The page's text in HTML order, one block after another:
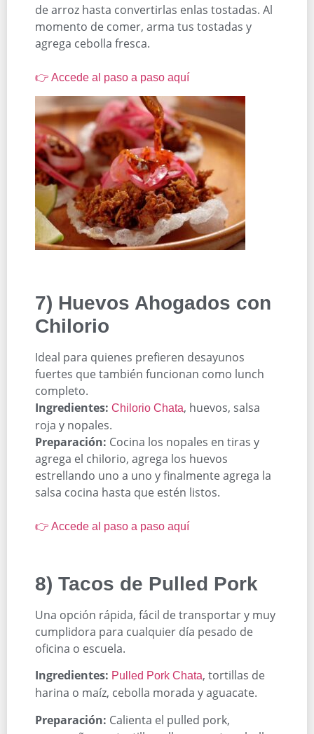
de arroz hasta convertirlas enlas tostadas. Al
momento de comer, arma tus tostadas y
agrega cebolla fresca.
👉 Accede al paso a paso aquí
7) Huevos Ahogados con
Chilorio
Ideal para quienes prefieren desayunos
fuertes que también funcionan como lunch
completo.
Ingredientes: Chilorio Chata, huevos, salsa
roja y nopales.
Preparación: Cocina los nopales en tiras y
agrega el chilorio, agrega los huevos
estrellando uno a uno y finalmente agrega la
salsa cocina hasta que estén listos.
👉 Accede al paso a paso aquí
8) Tacos de Pulled Pork
Una opción rápida, fácil de transportar y muy
cumplidora para cualquier día pesado de
oficina o escuela.
Ingredientes: Pulled Pork Chata, tortillas de
harina o maíz, cebolla morada y aguacate.
Preparación: Calienta el pulled pork,